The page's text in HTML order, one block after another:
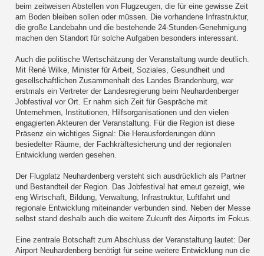
beim zeitweisen Abstellen von Flugzeugen, die für eine gewisse Zeit
am Boden bleiben sollen oder müssen. Die vorhandene Infrastruktur,
die große Landebahn und die bestehende 24-Stunden-Genehmigung
machen den Standort für solche Aufgaben besonders interessant.
Auch die politische Wertschätzung der Veranstaltung wurde deutlich.
Mit René Wilke, Minister für Arbeit, Soziales, Gesundheit und
gesellschaftlichen Zusammenhalt des Landes Brandenburg, war
erstmals ein Vertreter der Landesregierung beim Neuhardenberger
Jobfestival vor Ort. Er nahm sich Zeit für Gespräche mit
Unternehmen, Institutionen, Hilfsorganisationen und den vielen
engagierten Akteuren der Veranstaltung. Für die Region ist diese
Präsenz ein wichtiges Signal: Die Herausforderungen dünn
besiedelter Räume, der Fachkräftesicherung und der regionalen
Entwicklung werden gesehen.
Der Flugplatz Neuhardenberg versteht sich ausdrücklich als Partner
und Bestandteil der Region. Das Jobfestival hat erneut gezeigt, wie
eng Wirtschaft, Bildung, Verwaltung, Infrastruktur, Luftfahrt und
regionale Entwicklung miteinander verbunden sind. Neben der Messe
selbst stand deshalb auch die weitere Zukunft des Airports im Fokus.
Eine zentrale Botschaft zum Abschluss der Veranstaltung lautet: Der
Airport Neuhardenberg benötigt für seine weitere Entwicklung nun die